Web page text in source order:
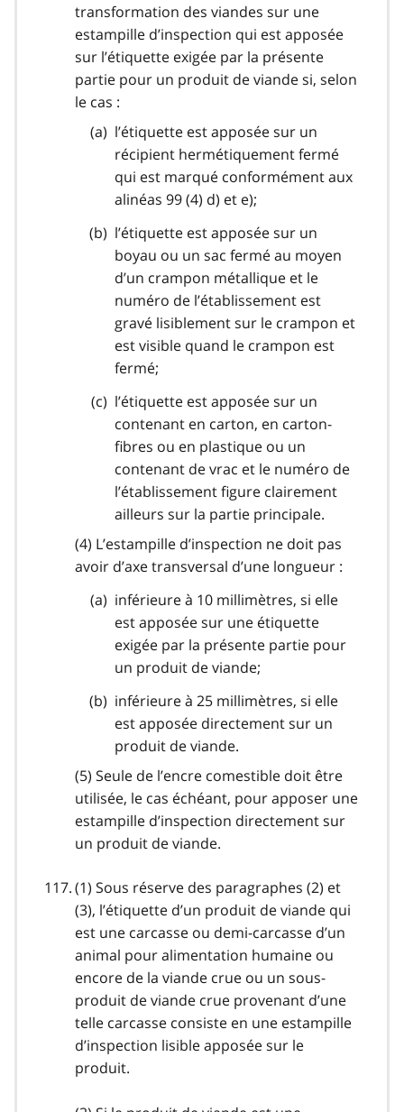
transformation des viandes sur une
estampille d’inspection qui est apposée
sur l’étiquette exigée par la présente
partie pour un produit de viande si, selon
le cas :
l’étiquette est apposée sur un
récipient hermétiquement fermé
qui est marqué conformément aux
alinéas 99 (4) d) et e);
l’étiquette est apposée sur un
boyau ou un sac fermé au moyen
d’un crampon métallique et le
numéro de l’établissement est
gravé lisiblement sur le crampon et
est visible quand le crampon est
fermé;
l’étiquette est apposée sur un
contenant en carton, en carton-
fibres ou en plastique ou un
contenant de vrac et le numéro de
l’établissement figure clairement
ailleurs sur la partie principale.
(4) L’estampille d’inspection ne doit pas
avoir d’axe transversal d’une longueur :
inférieure à 10 millimètres, si elle
est apposée sur une étiquette
exigée par la présente partie pour
un produit de viande;
inférieure à 25 millimètres, si elle
est apposée directement sur un
produit de viande.
(5) Seule de l’encre comestible doit être
utilisée, le cas échéant, pour apposer une
estampille d’inspection directement sur
un produit de viande.
(1) Sous réserve des paragraphes (2) et
(3), l’étiquette d’un produit de viande qui
est une carcasse ou demi-carcasse d’un
animal pour alimentation humaine ou
encore de la viande crue ou un sous-
produit de viande crue provenant d’une
telle carcasse consiste en une estampille
d’inspection lisible apposée sur le
produit.